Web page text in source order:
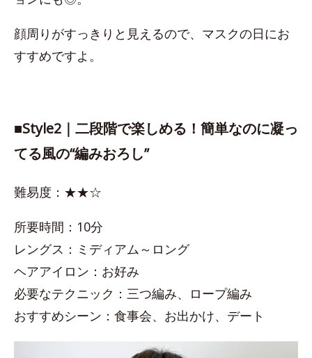
顔周りがすっきりと見えるので、マスクの日にお
すすめですよ。
■​Style2｜二段階で楽しめる！簡単なのに凝っ
てる風の“編みおろし”
難易度：★★☆
所要時間：10分
レングス：ミディアム～ロング
ヘアアイロン：お好み
必要なテクニック：三つ編み、ロープ編み
おすすめシーン：食事会、お出かけ、デート